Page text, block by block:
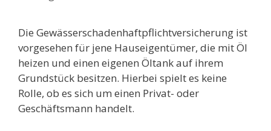
Die Gewässerschadenhaftpflichtversicherung ist
vorgesehen für jene Hauseigentümer, die mit Öl
heizen und einen eigenen Öltank auf ihrem
Grundstück besitzen. Hierbei spielt es keine
Rolle, ob es sich um einen Privat- oder
Geschäftsmann handelt.